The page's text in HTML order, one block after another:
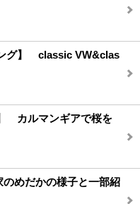
グ】 classic VW&clas
カルマンギアで桜を
めだかの様子と一部紹